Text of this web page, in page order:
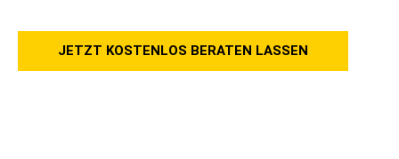
JETZT KOSTENLOS BERATEN LASSEN